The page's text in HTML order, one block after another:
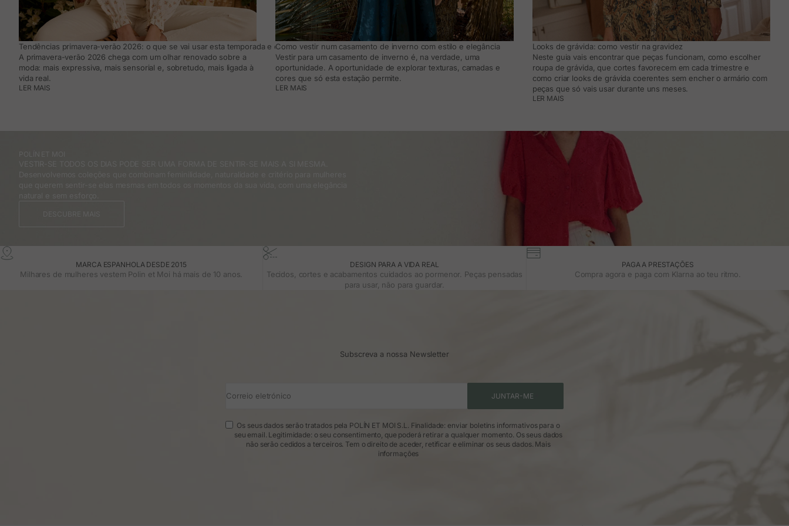
Tendências primavera-verão 2026: o que se vai usar esta temporada e como adaptá-lo ao teu dia a dia
A primavera-verão 2026 chega com um olhar renovado sobre a
moda: mais expressiva, mais sensorial e, sobretudo, mais ligada à
vida real.
LER MAIS
Como vestir num casamento de inverno com estilo e elegância
Vestir para um casamento de inverno é, na verdade, uma
oportunidade. A oportunidade de explorar texturas, camadas e
cores que só esta estação permite.
LER MAIS
Looks de grávida: como vestir na gravidez
Neste guia vais encontrar que peças funcionam, como escolher
roupa de grávida, que cortes favorecem em cada trimestre e
como criar looks de grávida coerentes sem encher o armário com
peças que só vais usar durante uns meses.
LER MAIS
MARCA ESPANHOLA DESDE 2015
Milhares de mulheres vestem Polin et Moi há mais de 10 anos.
DESIGN PARA A VIDA REAL
Tecidos, cortes e acabamentos cuidados ao pormenor. Peças pensadas
para usar, não para guardar.
PAGA A PRESTAÇÕES
Compra agora e paga com Klarna ao teu ritmo.
Subscreva a nossa Newsletter
Correio eletrónico JUNTAR-ME
Os seus dados serão tratados pela POLÍN ET MOI S.L. Finalidade: enviar boletins informativos para o
seu email. Legitimidade: o seu consentimento, que poderá retirar a qualquer momento. Os seus dados
não serão cedidos a terceiros. Tem o direito de aceder, retificar e eliminar os seus dados. Mais
informações